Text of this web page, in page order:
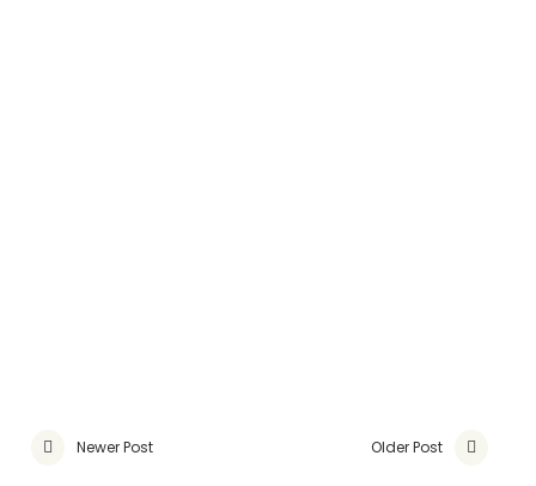
Newer Post Older Post